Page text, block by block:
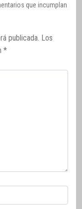
que incumplan
publicada. Los
*